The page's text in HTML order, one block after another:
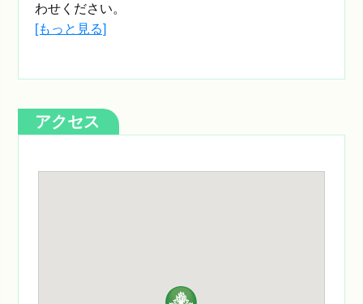
わせください。
[もっと見る]
アクセス